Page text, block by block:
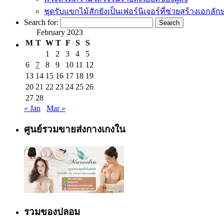
ชุดรับแขกไม้สักยังเป็นเฟอร์นิเจอร์ที่ช่วยสร้างเอกลั
Search for:
February 2023
M T W T F S
S
1
2 3 4
5
6
7 8 9 10 11 12
13 14 15 16 17 18 19
20 21 22 23 24 25 26
27 28
« Jan
Mar »
ศูนย์รวมขายส่งกางเกงใน
รวมของปลอม